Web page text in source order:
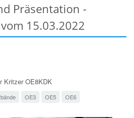
Präsentation -
15.03.2022
Kritzer OE8KDK
OE3 OE5
OE6